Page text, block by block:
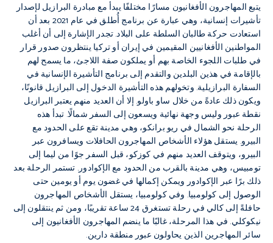
يتبع المهاجرون الأفغانيون مسارًا مختلفًا يبدأ مع مبادرة البرازيل لإصدار
تأشيرات إنسانية، وهي عبارة عن برنامج أُطلق في عام 2021 بعد أن
استعادت حركة طالبان السلطة على البلاد. تجدر الإشارة إلى أن أغلب
المواطنين الأفغانيين المقيمين في إيران أو تركيا ينتظرون صدور قرار
في طلبات اللجوء الخاصة بهم أو يملكون صفة اللاجئ، ما يسمح لهم
بالإقامة في هذين البلدين والتقدم إلى برنامج التأشيرة الإنسانية في
السفارة البرازيلية. وتخولهم هذه التأشيرة الدخول إلى البرازيل قانونًا،
ويكون ذلك عادةً من خلال ساو باولو. إلا أن العديد منهم يعتبر البرازيل
نقطة عبور وليس وجهة نهائية ويسعون إلى السفر شمالًا. تبدأ هذه
الرحلة نحو الشمال في ريو برانكو، وهي مدينة تقع على الحدود مع
البيرو. يستقل هؤلاء الأشخاص المهاجرون الحافلات ويسافرون عبر
البيرو، ويتوقف العديد منهم في كوزكو، قبل السفر جوًا من ليما إلى
تومبيس، وهي مدينة بالقرب من الحدود مع الإكوادور. تستمر الرحلة بعد
ذلك برًا عبر الإكوادور ويمكن إكمالها في غضون يوم أو يومين حتى
الوصول إلى كولومبيا. وفي كولومبيا، يستقل الأشخاص المهاجرون
حافلةً إلى كالي في رحلة تستغرق 24 ساعة تقريبًا، ومن ثم ينتقلون إلى
نيكوكلي. في هذا المرحلة، غالبًا ما ينضم المهاجرون الأفغانيون إلى
سائر المهاجرين الذين يحاولون عبور منطقة دارين.